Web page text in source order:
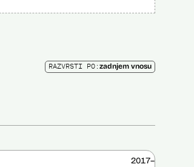
RAZVRSTI PO:zadnjem vnosu
2017–